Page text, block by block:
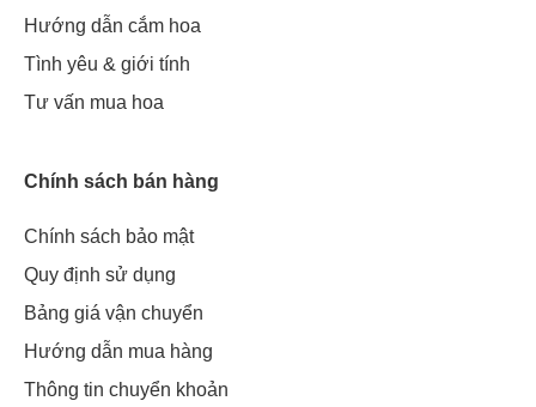
Hướng dẫn cắm hoa
Tình yêu & giới tính
Tư vấn mua hoa
Chính sách bán hàng
Chính sách bảo mật
Quy định sử dụng
Bảng giá vận chuyển
Hướng dẫn mua hàng
Thông tin chuyển khoản